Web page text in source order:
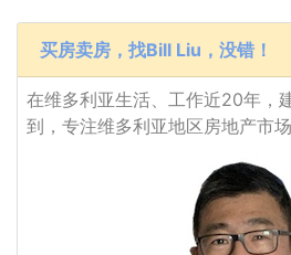
买房卖房，找Bill Liu，没错！
在维多利亚生活、工作近20年，
到，专注维多利亚地区房地产市场